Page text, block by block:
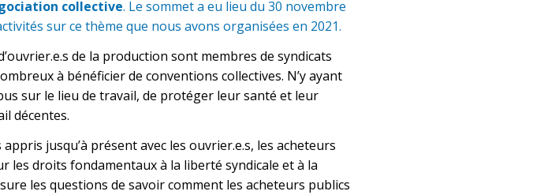
collective. Le sommet a eu lieu du 30 novembre
sur ce thème que nous avons organisées en 2021.
de la production sont membres de syndicats
à bénéficier de conventions collectives. N’y ayant
sur le lieu de travail, de protéger leur santé et leur
décentes.
jusqu’à présent avec les ouvrier.e.s, les acheteurs
les droits fondamentaux à la liberté syndicale et à la
les questions de savoir comment les acheteurs publics